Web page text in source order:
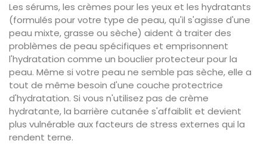
Les sérums, les crèmes pour les yeux et les hydratants
(formulés pour votre type de peau, qu'il s'agisse d'une
peau mixte, grasse ou sèche) aident à traiter des
problèmes de peau spécifiques et emprisonnent
l'hydratation comme un bouclier protecteur pour la
peau. Même si votre peau ne semble pas sèche, elle a
tout de même besoin d'une couche protectrice
d'hydratation. Si vous n'utilisez pas de crème
hydratante, la barrière cutanée s'affaiblit et devient
plus vulnérable aux facteurs de stress externes qui la
rendent terne.